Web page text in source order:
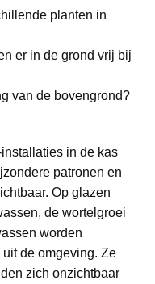
planten in
er in de grond vrij bij
van de bovengrond?
in de kas
patronen en
Op glazen
de wortelgroei
worden
de omgeving. Ze
zich onzichtbaar